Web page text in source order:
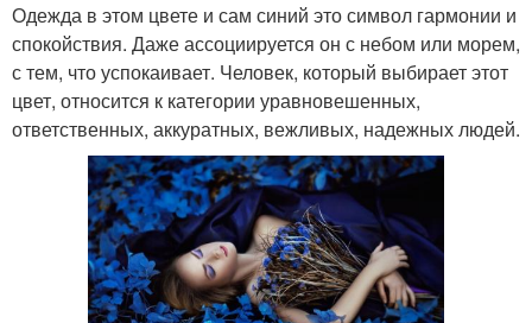
Одежда в этом цвете и сам синий это символ гармонии и
спокойствия. Даже ассоциируется он с небом или морем,
с тем, что успокаивает. Человек, который выбирает этот
цвет, относится к категории уравновешенных,
ответственных, аккуратных, вежливых, надежных людей.